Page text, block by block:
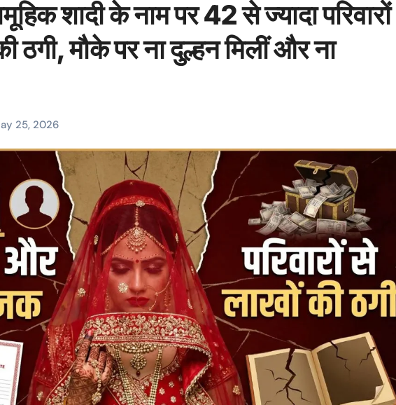
शादी के नाम पर 42 से ज्यादा परिवारों
ठगी, मौके पर ना दुल्हन मिलीं और ना
25, 2026